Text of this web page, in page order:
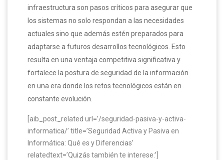
infraestructura son pasos críticos para asegurar que
los sistemas no solo respondan a las necesidades
actuales sino que además estén preparados para
adaptarse a futuros desarrollos tecnológicos. Esto
resulta en una ventaja competitiva significativa y
fortalece la postura de seguridad de la información
en una era donde los retos tecnológicos están en
constante evolución.
[aib_post_related url=’/seguridad-pasiva-y-activa-
informatica/’ title=’Seguridad Activa y Pasiva en
Informática: Qué es y Diferencias’
relatedtext=’Quizás también te interese:’]